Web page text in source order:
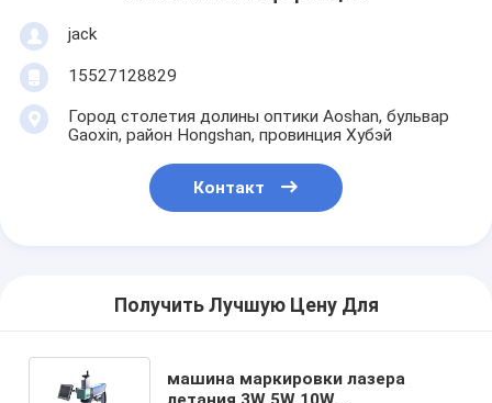
jack
15527128829
Город столетия долины оптики Aoshan, бульвар
Gaoxin, район Hongshan, провинция Хубэй
Контакт
Получить Лучшую Цену Для
машина маркировки лазера